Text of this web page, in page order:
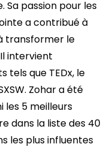
Sa passion pour les
a contribué à
transformer le
intervient
tels que TEDx, le
Zohar a été
les 5 meilleurs
dans la liste des 40
les plus influentes